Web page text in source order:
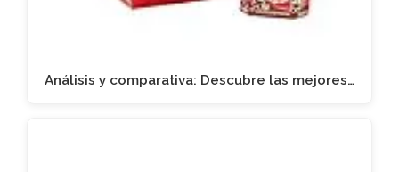
Análisis y comparativa: Descubre las mejores…